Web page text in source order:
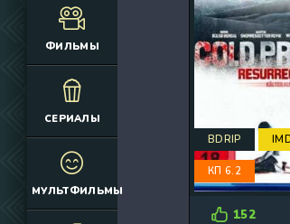
ФИЛЬМЫ
(12925)
(4392)
(2645)
(10686)
(7063)
СЕРИАЛЫ
(3076)
(2166)
(1830)
(884)
(335)
МУЛЬТФИЛЬМЫ
BDRIP
КП 6.2
152